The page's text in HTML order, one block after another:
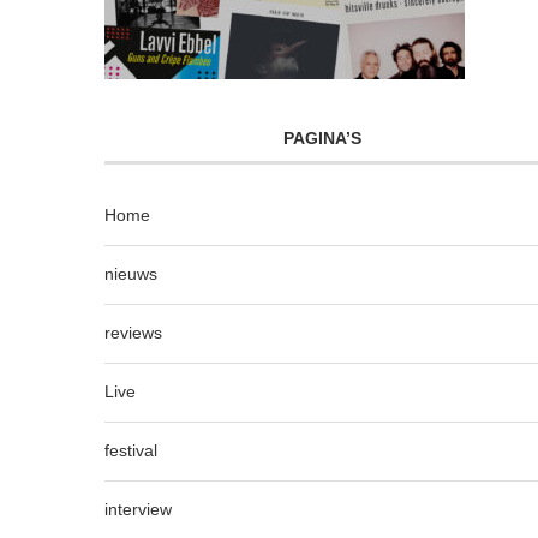
PAGINA’S
Home
nieuws
reviews
Live
festival
interview